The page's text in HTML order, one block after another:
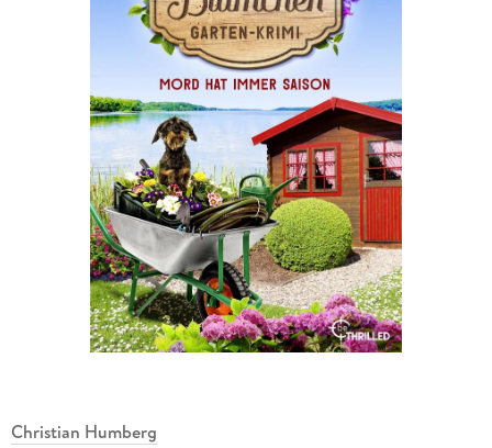
Christian Humberg